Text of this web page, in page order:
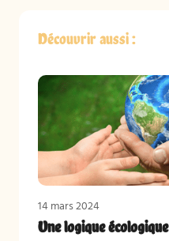
Découvrir aussi :
14 mars 2024
Une logique écologique